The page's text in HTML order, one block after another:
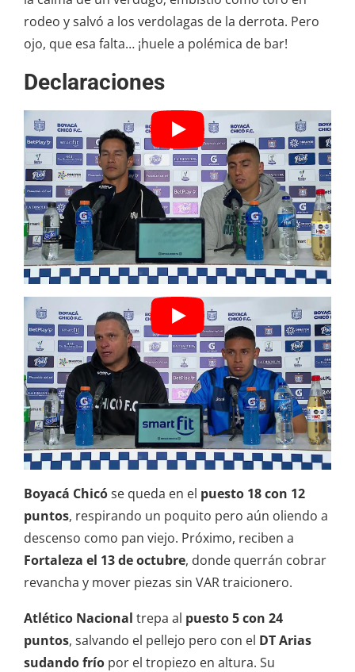
rodeo y salvó a los verdolagas de la derrota. Pero
ojo, que esa falta… ¡huele a polémica de bar!
Declaraciones
Boyacá Chicóse queda en el puesto 18 con 12
puntos, respirando un poquito pero aún oliendo a
descenso como pan viejo. Próximo, reciben a
Fortaleza el 13 de octubre, donde querrán cobrar
revancha y mover piezas sin VAR traicionero.
Atlético Nacional trepa al puesto 5 con 24
puntos, salvando el pellejo pero con el DT Arias
sudando frío por el tropiezo en altura. Su